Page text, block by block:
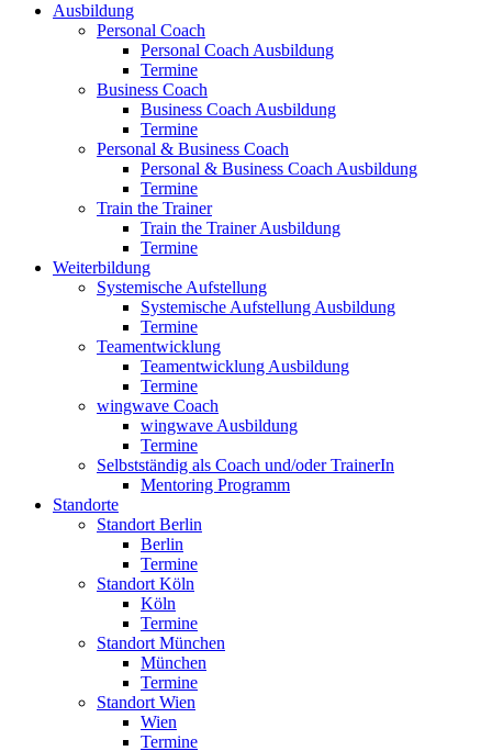
Ausbildung
Personal Coach
Personal Coach Ausbildung
Termine
Business Coach
Business Coach Ausbildung
Termine
Personal & Business Coach
Personal & Business Coach Ausbildung
Termine
Train the Trainer
Train the Trainer Ausbildung
Termine
Weiterbildung
Systemische Aufstellung
Systemische Aufstellung Ausbildung
Termine
Teamentwicklung
Teamentwicklung Ausbildung
Termine
wingwave Coach
wingwave Ausbildung
Termine
Selbstständig als Coach und/oder TrainerIn
Mentoring Programm
Standorte
Standort Berlin
Berlin
Termine
Standort Köln
Köln
Termine
Standort München
München
Termine
Standort Wien
Wien
Termine